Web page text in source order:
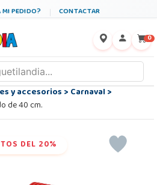
PEDIDO? CONTACTAR
0
y accesorios>Carnaval>
de 40 cm.
DEL 20%